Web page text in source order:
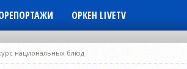
ОРКЕН LIVETV
национальных блюд